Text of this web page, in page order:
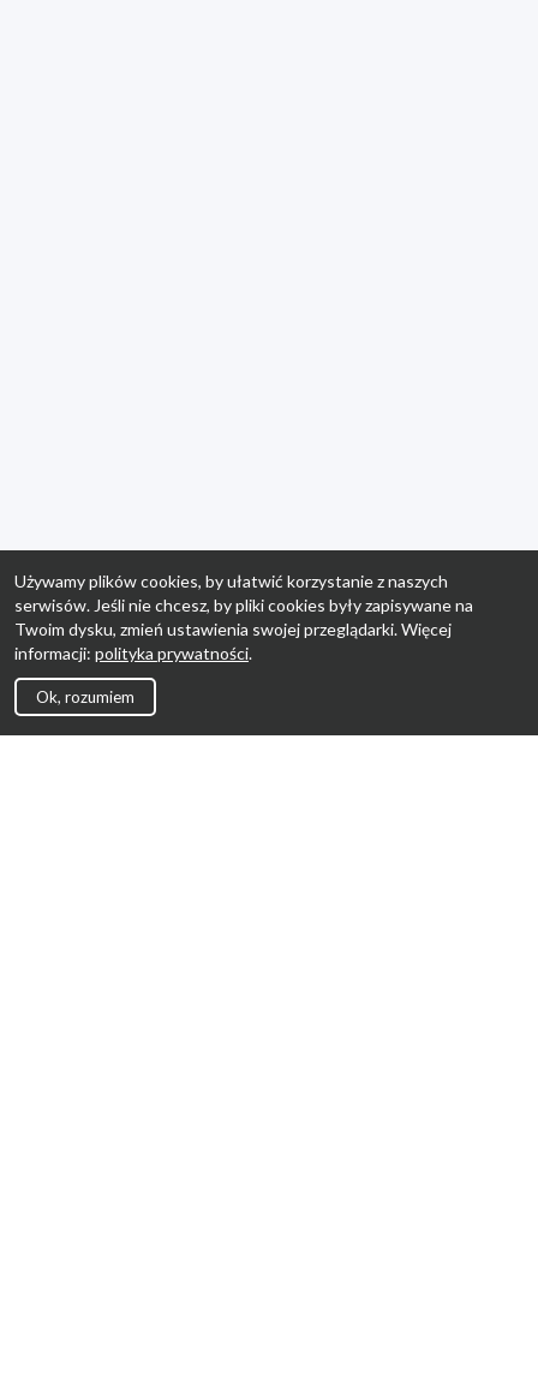
Używamy plików cookies, by ułatwić korzystanie z naszych
serwisów. Jeśli nie chcesz, by pliki cookies były zapisywane na
Twoim dysku, zmień ustawienia swojej przeglądarki. Więcej
informacji: polityka prywatności.
Ok, rozumiem